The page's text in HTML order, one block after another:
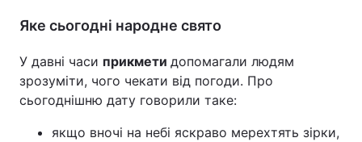
Яке сьогодні народне свято
У давні часи прикмети допомагали людям
зрозуміти, чого чекати від погоди. Про
сьогоднішню дату говорили таке:
якщо вночі на небі яскраво мерехтять зірки,